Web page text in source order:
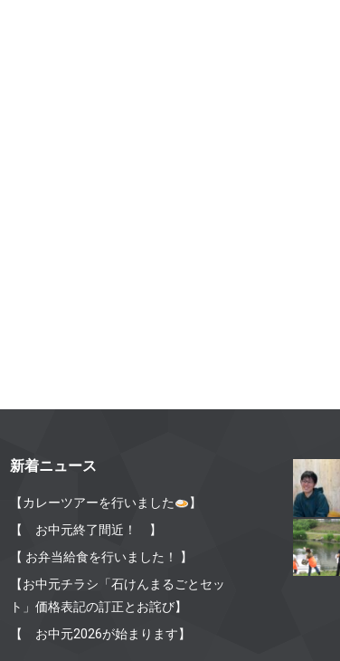
新着ニュース
【カレーツアーを行いました
】
【 お中元終了間近！ 】
【 お弁当給食を行いました！ 】
【お中元チラシ「石けんまるごとセッ
ト」価格表記の訂正とお詫び】
【 お中元2026が始まります】